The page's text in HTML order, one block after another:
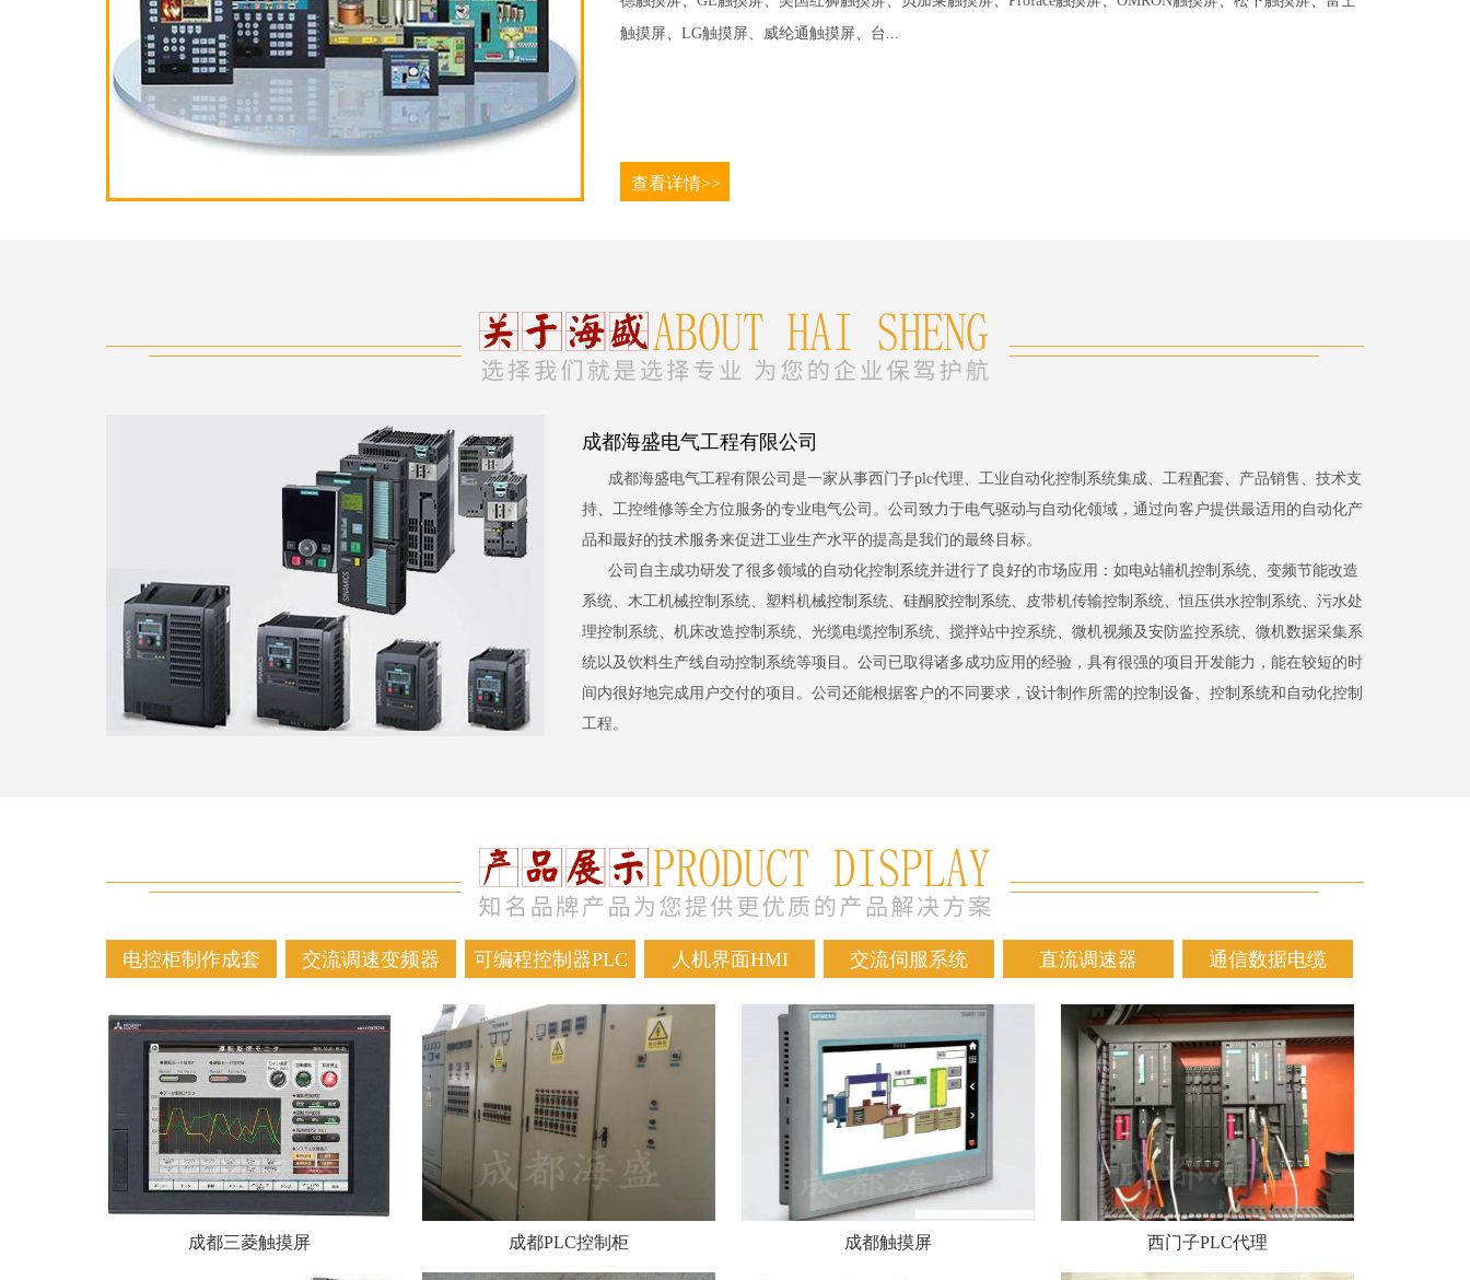
触摸屏、LG触摸屏、威纶通触摸屏、台...
查看详情>>
成都海盛电气工程有限公司
成都海盛电气工程有限公司是一家从事西门子plc代理、工业自动化控制系统集成、工程配套、产品销售、技术支
持、工控维修等全方位服务的专业电气公司。公司致力于电气驱动与自动化领域，通过向客户提供最适用的自动化产
品和最好的技术服务来促进工业生产水平的提高是我们的最终目标。
公司自主成功研发了很多领域的自动化控制系统并进行了良好的市场应用：如电站辅机控制系统、变频节能改造
系统、木工机械控制系统、塑料机械控制系统、硅酮胶控制系统、皮带机传输控制系统、恒压供水控制系统、污水处
理控制系统、机床改造控制系统、光缆电缆控制系统、搅拌站中控系统、微机视频及安防监控系统、微机数据采集系
统以及饮料生产线自动控制系统等项目。公司已取得诸多成功应用的经验，具有很强的项目开发能力，能在较短的时
间内很好地完成用户交付的项目。公司还能根据客户的不同要求，设计制作所需的控制设备、控制系统和自动化控制
工程。
电控柜制作成套 交流调速变频器 可编程控制器PLC 人机界面HMI 交流伺服系统 直流调速器 通信数据电缆
成都三菱触摸屏 成都PLC控制柜 成都触摸屏 西门子PLC代理